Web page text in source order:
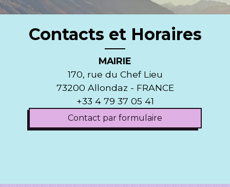
Contacts et Horaires
MAIRIE
170, rue du Chef Lieu
73200 Allondaz - FRANCE
+33 4 79 37 05 41
Contact par formulaire